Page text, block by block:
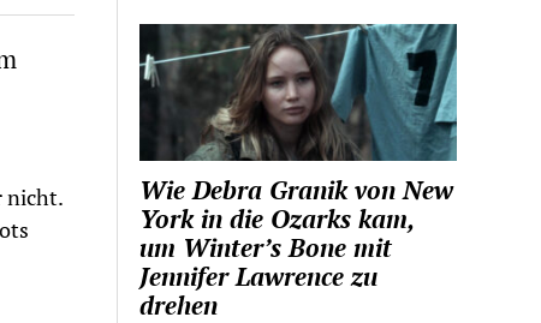
nicht.
Wie Debra Granik von New
York in die Ozarks kam,
um Winter’s Bone mit
Jennifer Lawrence zu
drehen